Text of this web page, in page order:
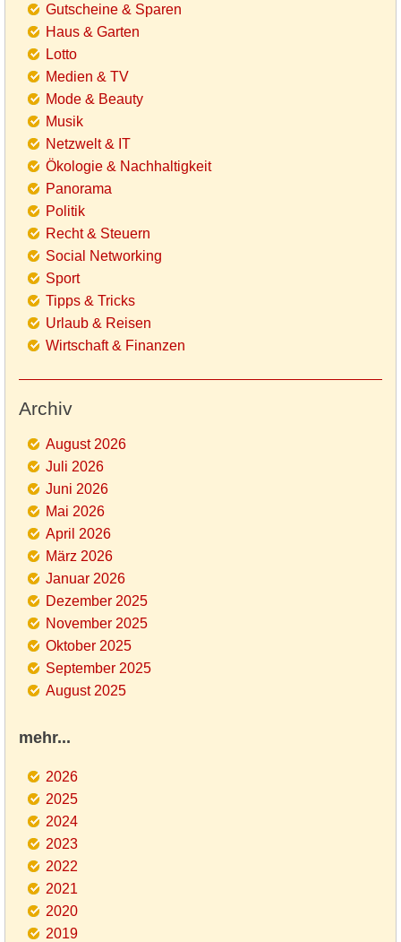
Gutscheine & Sparen
Haus & Garten
Lotto
Medien & TV
Mode & Beauty
Musik
Netzwelt & IT
Ökologie & Nachhaltigkeit
Panorama
Politik
Recht & Steuern
Social Networking
Sport
Tipps & Tricks
Urlaub & Reisen
Wirtschaft & Finanzen
Archiv
August 2026
Juli 2026
Juni 2026
Mai 2026
April 2026
März 2026
Januar 2026
Dezember 2025
November 2025
Oktober 2025
September 2025
August 2025
mehr...
2026
2025
2024
2023
2022
2021
2020
2019